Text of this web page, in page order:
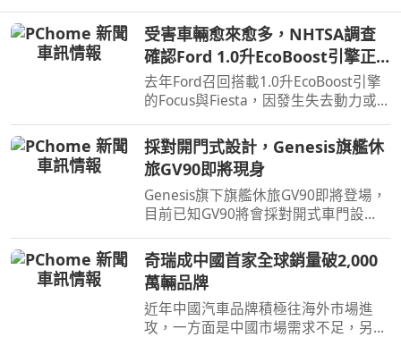
黎車展亮相，近日smart就透過壁畫公布#2量產版樣
貌。
受害車輛愈來愈多，NHTSA調查
確認Ford 1.0升EcoBoost引擎正
時皮帶會產生碎屑導致引擎鎖死
去年Ford召回搭載1.0升EcoBoost引擎
的Focus與Fiesta，因發生失去動力或
引擎鎖死情況，對此NHTSA也進入調
查，之後甚至還擴大範圍和技術工程分
析，如今則確認原因了。
採對開門式設計，Genesis旗艦休
旅GV90即將現身
Genesis旗下旗艦休旅GV90即將登場，
目前已知GV90將會採對開式車門設
奇瑞成中國首家全球銷量破2,000
萬輛品牌
近年中國汽車品牌積極往海外市場進
攻，一方面是中國市場需求不足，另一